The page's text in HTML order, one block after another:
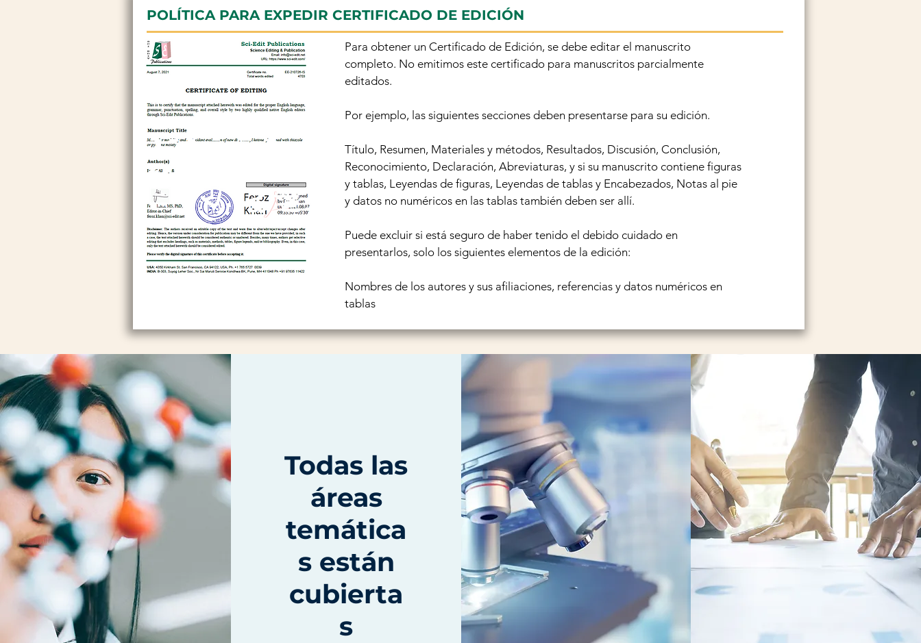
POLÍTICA PARA EXPEDIR CERTIFICADO DE EDICIÓN
Para obtener un Certificado de Edición, se debe editar el manuscrito
completo. No emitimos este certificado para manuscritos parcialmente
editados.
Por ejemplo, las siguientes secciones deben presentarse para su edición.
Título, Resumen, Materiales y métodos, Resultados, Discusión, Conclusión,
Reconocimiento, Declaración, Abreviaturas, y si su manuscrito contiene figuras
y tablas, Leyendas de figuras, Leyendas de tablas y Encabezados, Notas al pie
y datos no numéricos en las tablas también deben ser allí.
Puede excluir si está seguro de haber tenido el debido cuidado en
presentarlos, solo los siguientes elementos de la edición:
Nombres de los autores y sus afiliaciones, referencias y datos numéricos en
tablas
Todas las
áreas
temática
s están
cubierta
s